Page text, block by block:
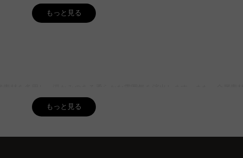
ことができます。
が可能で、理想の空間作りをサポートします。
もっと見る
もっと見る